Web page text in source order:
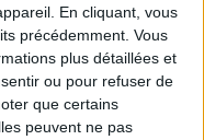
En cliquant, vous
précédemment. Vous
plus détaillées et
ou pour refuser de
que certains
peuvent ne pas